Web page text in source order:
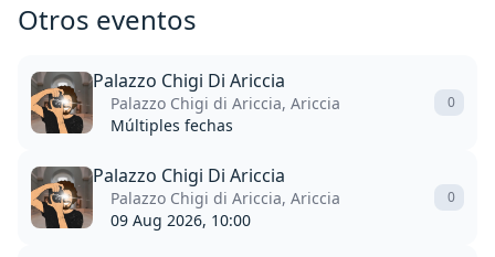
Otros eventos
Palazzo Chigi Di Ariccia
Palazzo Chigi di Ariccia, Ariccia
Múltiples fechas
0
Palazzo Chigi Di Ariccia
Palazzo Chigi di Ariccia, Ariccia
09 Aug 2026, 10:00
0